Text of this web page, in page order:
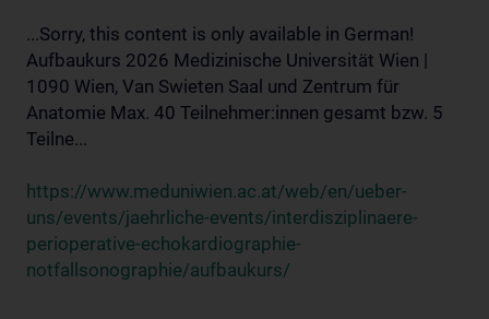
...Sorry, this content is only available in German!
Aufbaukurs 2026 Medizinische Universität Wien |
1090 Wien, Van Swieten Saal und Zentrum für
Anatomie Max. 40 Teilnehmer:innen gesamt bzw. 5
Teilne...
https://www.meduniwien.ac.at/web/en/ueber-
uns/events/jaehrliche-events/interdisziplinaere-
perioperative-echokardiographie-
notfallsonographie/aufbaukurs/